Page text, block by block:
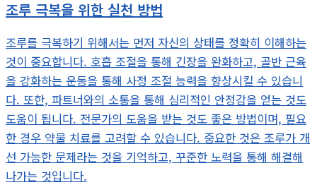
조루 극복을 위한 실천 방법
조루를 극복하기 위해서는 먼저 자신의 상태를 정확히 이해하는
것이 중요합니다. 호흡 조절을 통해 긴장을 완화하고, 골반 근육
을 강화하는 운동을 통해 사정 조절 능력을 향상시킬 수 있습니
다. 또한, 파트너와의 소통을 통해 심리적인 안정감을 얻는 것도
도움이 됩니다. 전문가의 도움을 받는 것도 좋은 방법이며, 필요
한 경우 약물 치료를 고려할 수 있습니다. 중요한 것은 조루가 개
선 가능한 문제라는 것을 기억하고, 꾸준한 노력을 통해 해결해
나가는 것입니다.